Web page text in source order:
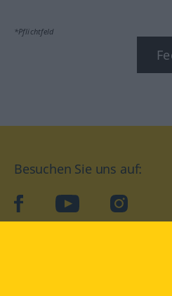
*Pflichtfeld
Besuchen Sie uns auf:
facebookYouTube Instagram